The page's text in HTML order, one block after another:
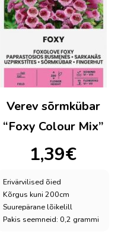
Verev sõrmkübar
“Foxy Colour Mix”
1,39€
Erivärvilised õied
Kõrgus kuni 200cm
Suurepärane lõikelill
Pakis seemneid: 0,2 grammi